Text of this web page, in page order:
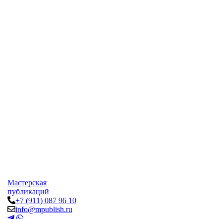
Мастерская
публикаций
+7 (911) 087 96 10
info@mpublish.ru